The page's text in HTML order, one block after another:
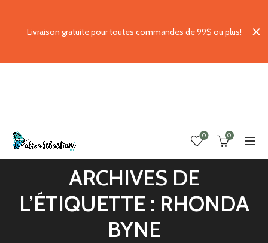
0 0
ARCHIVES DE
L’ÉTIQUETTE : RHONDA
BYNE
Livraison gratuite pour toutes commandes de 99$ ou plus!